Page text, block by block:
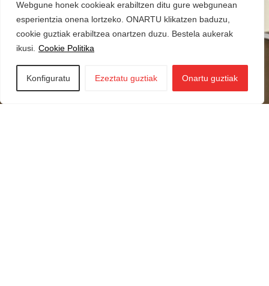
Webgune honek cookieak erabiltzen ditu gure webgunean
esperientzia onena lortzeko. ONARTU klikatzen baduzu,
cookie guztiak erabiltzea onartzen duzu. Bestela aukerak
ikusi. Cookie Politika
Konfiguratu Ezeztatu guztiak Onartu guztiak